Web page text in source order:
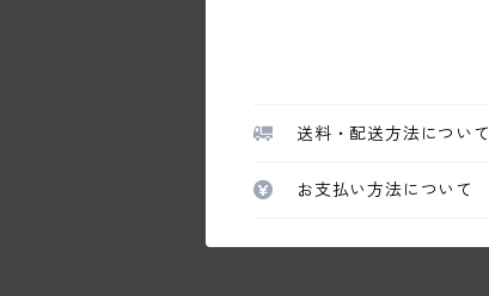
送料・配送方法について
お支払い方法について